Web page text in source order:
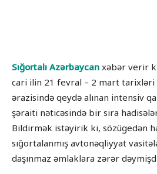
Sığortalı Azərbaycan xəbər verir
cari ilin 21 fevral – 2 mart tarixləri
ərazisində qeydə alınan intensiv
şəraiti nəticəsində bir sıra
Bildirmək istəyirik ki, sözügedən
sığortalanmış avtonəqliyyat
daşınmaz əmlaklara zərər